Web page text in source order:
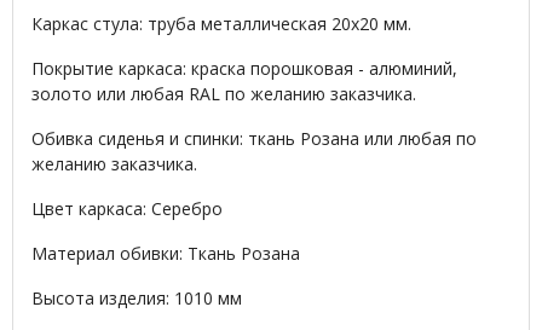
Каркас стула: труба металлическая 20х20 мм.
Покрытие каркаса: краска порошковая - алюминий,
золото или любая RAL по желанию заказчика.
Обивка сиденья и спинки: ткань Розана или любая по
желанию заказчика.
Цвет каркаса: Серебро
Материал обивки: Ткань Розана
Высота изделия: 1010 мм